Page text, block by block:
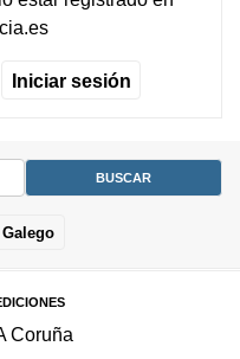
Iniciar sesión
Galego
Coruña